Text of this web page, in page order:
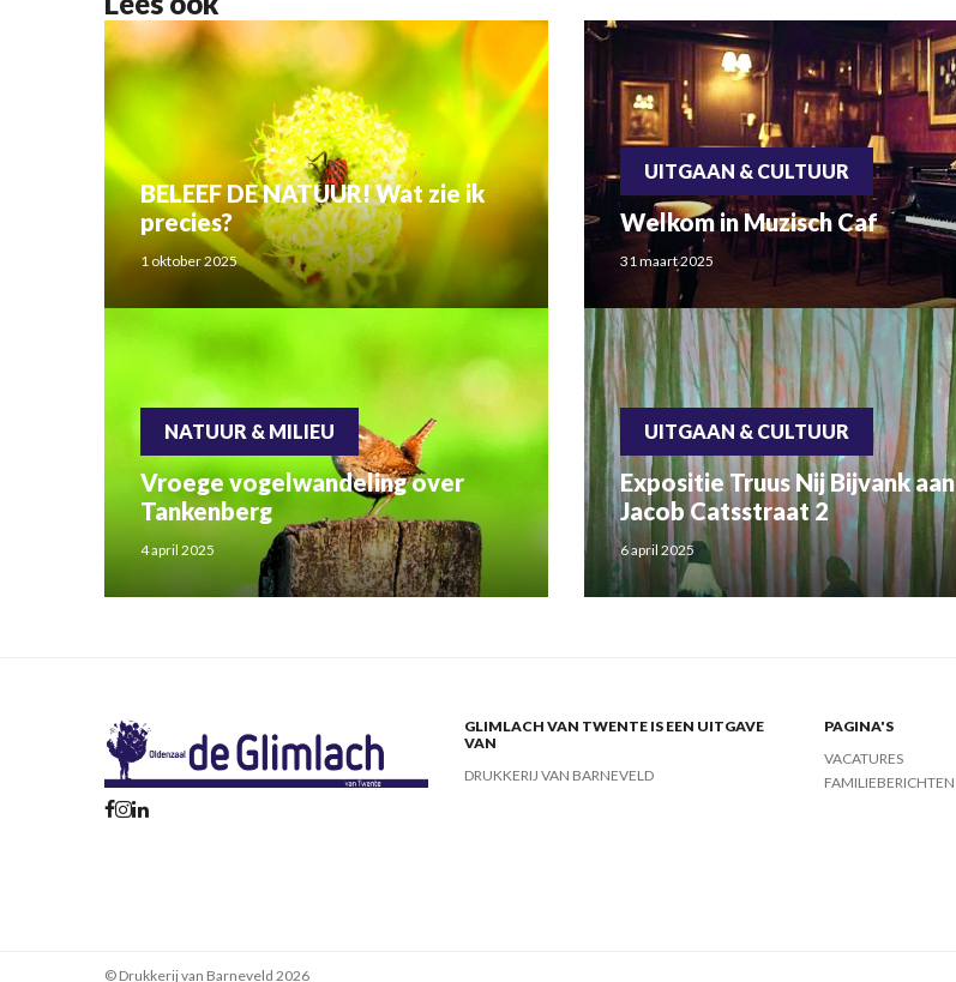
BELEEF DE NATUUR! Wat zie ik
precies?
1 oktober 2025
UITGAAN & CULTUUR
Welkom in Muzisch Caf
31 maart 2025
NATUUR & MILIEU
Vroege vogelwandeling over
Tankenberg
4 april 2025
UITGAAN & CULTUUR
Expositie Truus Nij Bijvank aan
Jacob Catsstraat 2
6 april 2025
GLIMLACH VAN TWENTE IS EEN UITGAVE
VAN
DRUKKERIJ VAN BARNEVELD
PAGINA'S
VACATURES
FAMILIEBERICHTEN
© Drukkerij van Barneveld 2026